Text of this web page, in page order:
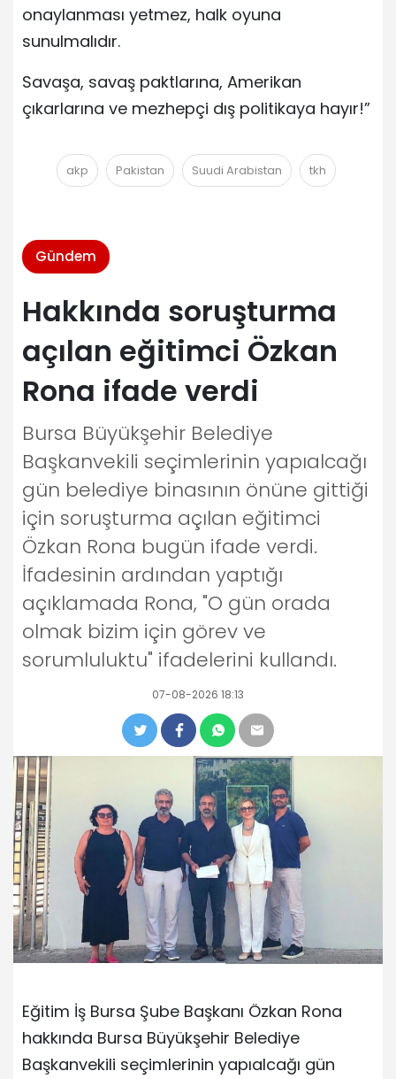
onaylanması yetmez, halk oyuna
sunulmalıdır.
Savaşa, savaş paktlarına, Amerikan
çıkarlarına ve mezhepçi dış politikaya hayır!”
akp Pakistan Suudi Arabistan tkh
Gündem
Hakkında soruşturma
açılan eğitimci Özkan
Rona ifade verdi
Bursa Büyükşehir Belediye
Başkanvekili seçimlerinin yapıalcağı
gün belediye binasının önüne gittiği
için soruşturma açılan eğitimci
Özkan Rona bugün ifade verdi.
İfadesinin ardından yaptığı
açıklamada Rona, "O gün orada
olmak bizim için görev ve
sorumluluktu" ifadelerini kullandı.
07-08-2026 18:13
Eğitim İş Bursa Şube Başkanı Özkan Rona
hakkında Bursa Büyükşehir Belediye
Başkanvekili seçimlerinin yapıalcağı gün